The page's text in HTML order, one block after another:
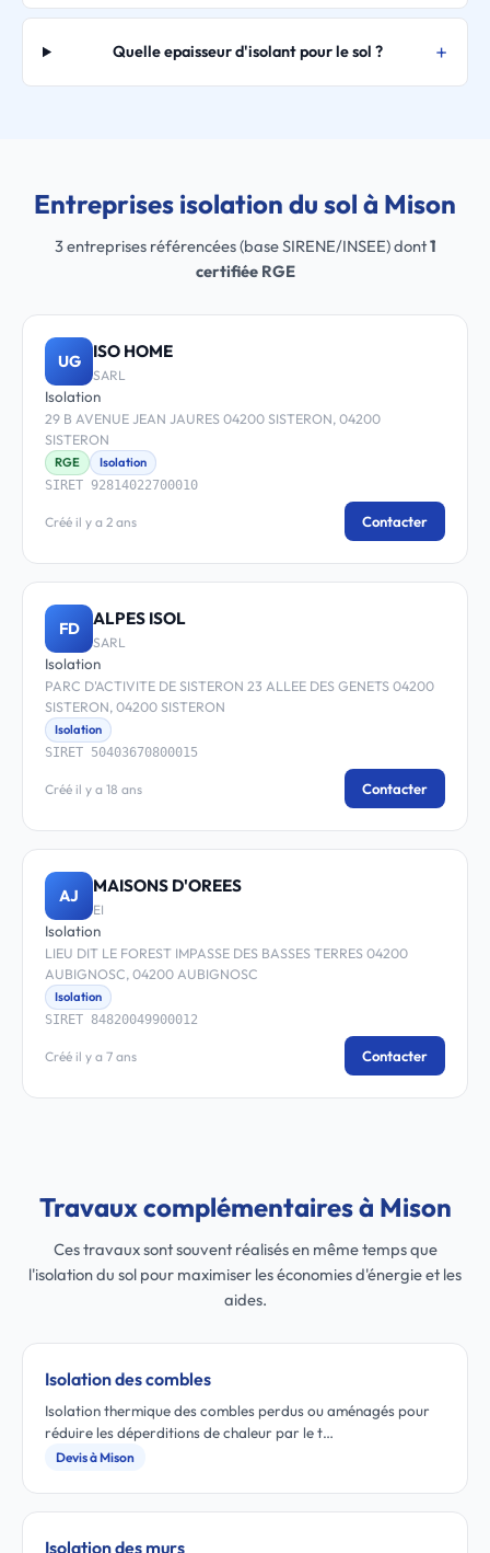
Quelle epaisseur d'isolant pour le sol ?
Entreprises isolation du sol à Mison
3 entreprises référencées (base SIRENE/INSEE) dont1
certifiée RGE
UG ISO HOME
SARL
Isolation
29 B AVENUE JEAN JAURES 04200 SISTERON, 04200
SISTERON
RGE
Isolation
SIRET 92814022700010
Créé il y a 2 ans Contacter
FD ALPES ISOL
SARL
Isolation
PARC D'ACTIVITE DE SISTERON 23 ALLEE DES GENETS 04200
SISTERON, 04200 SISTERON
Isolation
SIRET 50403670800015
Créé il y a 18 ans Contacter
AJ MAISONS D'OREES
EI
Isolation
LIEU DIT LE FOREST IMPASSE DES BASSES TERRES 04200
AUBIGNOSC, 04200 AUBIGNOSC
Isolation
SIRET 84820049900012
Créé il y a 7 ans Contacter
Travaux complémentaires à Mison
Ces travaux sont souvent réalisés en même temps que
l'isolation du sol pour maximiser les économies d'énergie et les
aides.
Isolation des combles
Isolation thermique des combles perdus ou aménagés pour
réduire les déperditions de chaleur par le t…
Devis à Mison
Isolation des murs